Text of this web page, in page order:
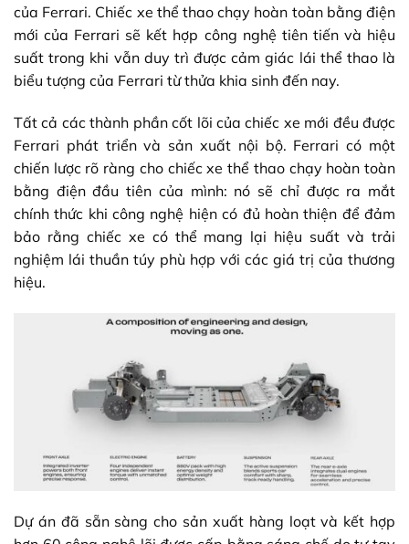
của Ferrari. Chiếc xe thể thao chạy hoàn toàn bằng điện
mới của Ferrari sẽ kết hợp công nghệ tiên tiến và hiệu
suất trong khi vẫn duy trì được cảm giác lái thể thao là
biểu tượng của Ferrari từ thửa khia sinh đến nay.
Tất cả các thành phần cốt lõi của chiếc xe mới đều được
Ferrari phát triển và sản xuất nội bộ. Ferrari có một
chiến lược rõ ràng cho chiếc xe thể thao chạy hoàn toàn
bằng điện đầu tiên của mình: nó sẽ chỉ được ra mắt
chính thức khi công nghệ hiện có đủ hoàn thiện để đảm
bảo rằng chiếc xe có thể mang lại hiệu suất và trải
nghiệm lái thuần túy phù hợp với các giá trị của thương
hiệu.
Dự án đã sẵn sàng cho sản xuất hàng loạt và kết hợp